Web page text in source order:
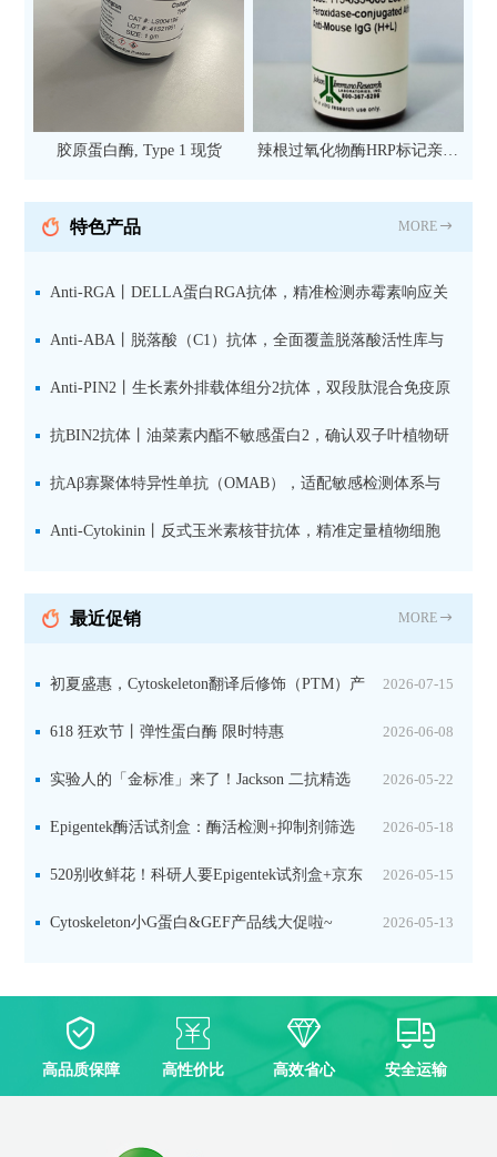
胶原蛋白酶, Type 1 现货
辣根过氧化物酶HRP标记亲和
抗 现货
特色产品 MORE
Anti-RGA丨DELLA蛋白RGA抗体，精准检测赤霉素响应关
键抑制因子
Anti-ABA丨脱落酸（C1）抗体，全面覆盖脱落酸活性库与
储存库
Anti-PIN2丨生长素外排载体组分2抗体，双段肽混合免疫原
设计方案
抗BIN2抗体丨油菜素内酯不敏感蛋白2，确认双子叶植物研
究数据特异性
抗Aβ寡聚体特异性单抗（OMAB），适配敏感检测体系与
活细胞实验
Anti-Cytokinin丨反式玉米素核苷抗体，精准定量植物细胞
最近促销 MORE
2026-07-15
初夏盛惠，Cytoskeleton翻译后修饰（PTM）产
品线放价啦！ 2026-06-08
618 狂欢节丨弹性蛋白酶 限时特惠
2026-05-22
实验人的「金标准」来了！Jackson 二抗精选
限时一口价，手慢无！ 2026-05-18
Epigentek酶活试剂盒：酶活检测+抑制剂筛选
双赋能，下单即赠京东卡 2026-05-15
520别收鲜花！科研人要Epigentek试剂盒+京东
卡！ 2026-05-13
Cytoskeleton小G蛋白&GEF产品线大促啦~
高品质保障 高性价比 高效省心 安全运输